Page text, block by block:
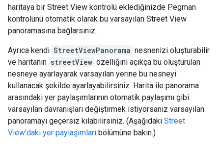
haritaya bir Street View kontrolü eklediğinizde Pegman
kontrolünü otomatik olarak bu varsayılan Street View
panoramasına bağlarsınız.
Ayrıca kendi StreetViewPanorama nesnenizi oluşturabilir
ve haritanın streetView özelliğini açıkça bu oluşturulan
nesneye ayarlayarak varsayılan yerine bu nesneyi
kullanacak şekilde ayarlayabilirsiniz. Harita ile panorama
arasındaki yer paylaşımlarının otomatik paylaşımı gibi
varsayılan davranışları değiştirmek istiyorsanız varsayılan
panoramayı geçersiz kılabilirsiniz. (Aşağıdaki Street
View'daki yer paylaşımları bölümüne bakın.)